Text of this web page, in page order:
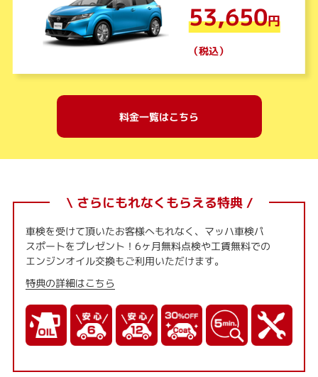
53,650円
（税込）
料金一覧はこちら
\ さらにもれなくもらえる特典 /
車検を受けて頂いたお客様へもれなく、マッハ車検パ
スポートをプレゼント！6ヶ月無料点検や工賃無料での
エンジンオイル交換もご利用いただけます。
特典の詳細はこちら